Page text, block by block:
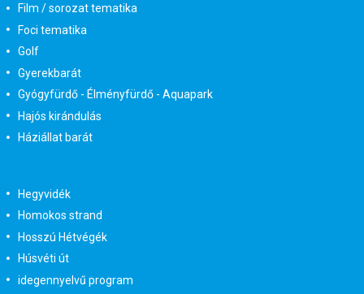
Film / sorozat tematika
Foci tematika
Golf
Gyerekbarát
Gyógyfürdő - Élményfürdő - Aquapark
Hajós kirándulás
Háziállat barát
Hegyvidék
Homokos strand
Hosszú Hétvégék
Húsvéti út
idegennyelvű program